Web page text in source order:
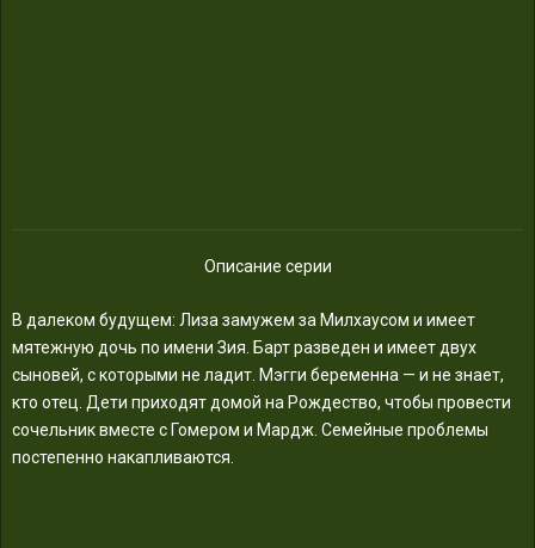
Описание серии
В далеком будущем: Лиза замужем за Милхаусом и имеет
мятежную дочь по имени Зия. Барт разведен и имеет двух
сыновей, с которыми не ладит. Мэгги беременна — и не знает,
кто отец. Дети приходят домой на Рождество, чтобы провести
сочельник вместе с Гомером и Мардж. Семейные проблемы
постепенно накапливаются.